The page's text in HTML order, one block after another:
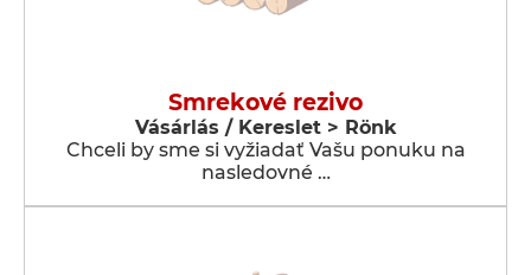
Smrekové rezivo
Vásárlás / Kereslet > Rönk
Chceli by sme si vyžiadať Vašu ponuku na
nasledovné …